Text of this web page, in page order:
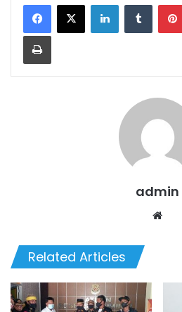
LinkedInTumblr
Print
admin
Related Articles